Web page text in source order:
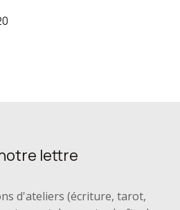
lettre
d'ateliers (écriture, tarot,